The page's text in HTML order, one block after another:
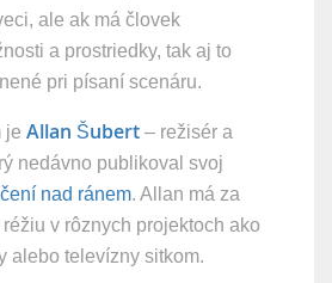
ale ak má človek
a prostriedky, tak aj to
pri písaní scenáru.
je Allan Šubert – režisér a
nedávno publikoval svoj
nad ránem. Allan má za
v rôznych projektoch ako
alebo televízny sitkom.